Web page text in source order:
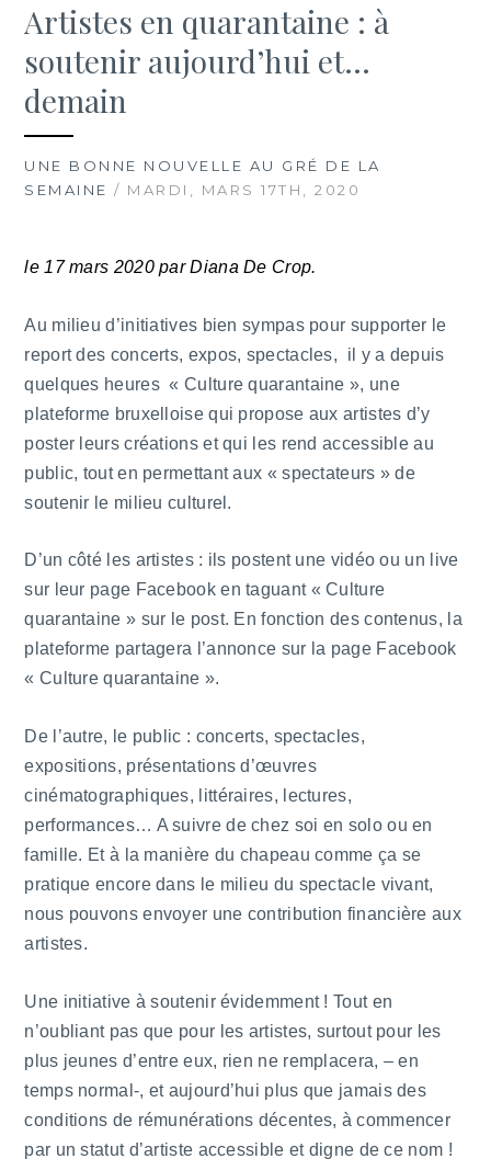
Artistes en quarantaine : à
soutenir aujourd’hui et…
demain
UNE BONNE NOUVELLE AU GRÉ DE LA
SEMAINE / MARDI, MARS 17TH, 2020
le 17 mars 2020 par Diana De Crop.
Au milieu d’initiatives bien sympas pour supporter le
report des concerts, expos, spectacles, il y a depuis
quelques heures « Culture quarantaine », une
plateforme bruxelloise qui propose aux artistes d’y
poster leurs créations et qui les rend accessible au
public, tout en permettant aux « spectateurs » de
soutenir le milieu culturel.
D’un côté les artistes : ils postent une vidéo ou un live
sur leur page Facebook en taguant « Culture
quarantaine » sur le post. En fonction des contenus, la
plateforme partagera l’annonce sur la page Facebook
« Culture quarantaine ».
De l’autre, le public : concerts, spectacles,
expositions, présentations d’œuvres
cinématographiques, littéraires, lectures,
performances… A suivre de chez soi en solo ou en
famille. Et à la manière du chapeau comme ça se
pratique encore dans le milieu du spectacle vivant,
nous pouvons envoyer une contribution financière aux
artistes.
Une initiative à soutenir évidemment ! Tout en
n’oubliant pas que pour les artistes, surtout pour les
plus jeunes d’entre eux, rien ne remplacera, – en
temps normal-, et aujourd’hui plus que jamais des
conditions de rémunérations décentes, à commencer
par un statut d’artiste accessible et digne de ce nom !